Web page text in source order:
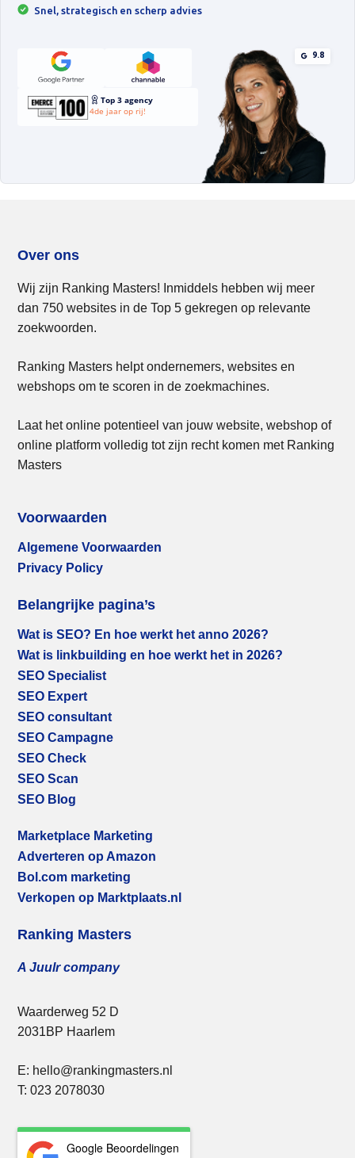
Snel, strategisch en scherp advies
Top 3 agency
4de jaar op rij!
9.8
Over ons
Wij zijn Ranking Masters! Inmiddels hebben wij meer
dan 750 websites in de Top 5 gekregen op relevante
zoekwoorden.
Ranking Masters helpt ondernemers, websites en
webshops om te scoren in de zoekmachines.
Laat het online potentieel van jouw website, webshop of
online platform volledig tot zijn recht komen met Ranking
Masters
Voorwaarden
Algemene Voorwaarden
Privacy Policy
Belangrijke pagina’s
Wat is SEO? En hoe werkt het anno 2026?
Wat is linkbuilding en hoe werkt het in 2026?
SEO Specialist
SEO Expert
SEO consultant
SEO Campagne
SEO Check
SEO Scan
SEO Blog
Marketplace Marketing
Adverteren op Amazon
Bol.com marketing
Verkopen op Marktplaats.nl
Ranking Masters
A Juulr company
Waarderweg 52 D
2031BP Haarlem
E: hello@rankingmasters.nl
T: 023 2078030
Google Beoordelingen